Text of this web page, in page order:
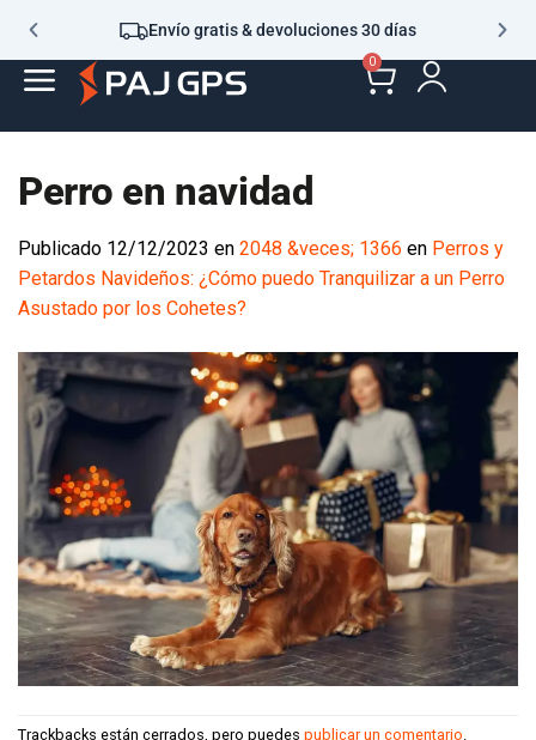
Envío gratis & devoluciones 30 días
0
Perro en navidad
Publicado 12/12/2023 en 2048 &veces; 1366 en Perros y
Petardos Navideños: ¿Cómo puedo Tranquilizar a un Perro
Asustado por los Cohetes?
Trackbacks están cerrados, pero puedes publicar un comentario.